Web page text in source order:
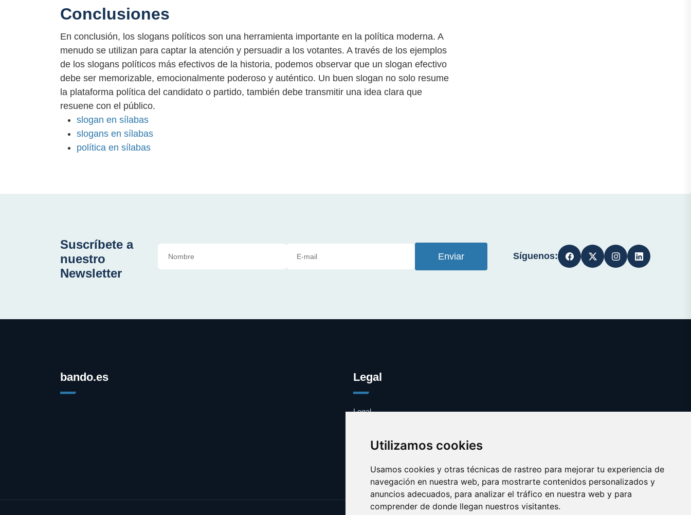
Utilizamos cookies
Usamos cookies y otras técnicas de rastreo para mejorar tu experiencia de
navegación en nuestra web, para mostrarte contenidos personalizados y
anuncios adecuados, para analizar el tráfico en nuestra web y para
comprender de donde llegan nuestros visitantes.
Conclusiones
En conclusión, los slogans políticos son una herramienta importante en la política moderna. A
menudo se utilizan para captar la atención y persuadir a los votantes. A través de los ejemplos
de los slogans políticos más efectivos de la historia, podemos observar que un slogan efectivo
debe ser memorizable, emocionalmente poderoso y auténtico. Un buen slogan no solo resume
la plataforma política del candidato o partido, también debe transmitir una idea clara que
resuene con el público.
slogan en sílabas
slogans en sílabas
política en sílabas
Suscríbete a
nuestro
Newsletter
Enviar Síguenos:
bando.es Legal
Legal
Contacto